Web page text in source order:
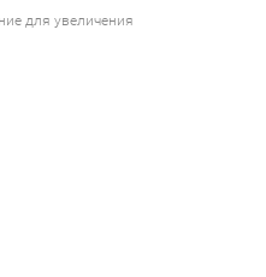
для увеличения